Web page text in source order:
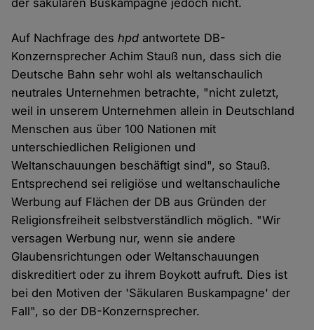
der säkularen Buskampagne jedoch nicht.
Auf Nachfrage deshpd antwortete DB-
Konzernsprecher Achim Stauß nun, dass sich die
Deutsche Bahn sehr wohl als weltanschaulich
neutrales Unternehmen betrachte, "nicht zuletzt,
weil in unserem Unternehmen allein in Deutschland
Menschen aus über 100 Nationen mit
unterschiedlichen Religionen und
Weltanschauungen beschäftigt sind", so Stauß.
Entsprechend sei religiöse und weltanschauliche
Werbung auf Flächen der DB aus Gründen der
Religionsfreiheit selbstverständlich möglich. "Wir
versagen Werbung nur, wenn sie andere
Glaubensrichtungen oder Weltanschauungen
diskreditiert oder zu ihrem Boykott aufruft. Dies ist
bei den Motiven der 'Säkularen Buskampagne' der
Fall", so der DB-Konzernsprecher.